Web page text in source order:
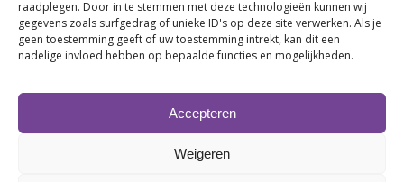
raadplegen. Door in te stemmen met deze technologieën kunnen wij
gegevens zoals surfgedrag of unieke ID's op deze site verwerken. Als je
geen toestemming geeft of uw toestemming intrekt, kan dit een
nadelige invloed hebben op bepaalde functies en mogelijkheden.
Accepteren
Weigeren
Gemeente Groningen
Beep Roger
LM Advocaten
De Valsspeler